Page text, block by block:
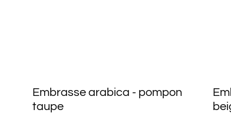
Embrasse arabica - pompon
taupe